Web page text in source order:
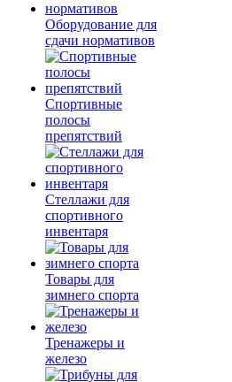
Оборудование для
сдачи нормативов
Спортивные
полосы
препятствий
Стеллажи для
спортивного
инвентаря
Товары для
зимнего спорта
Тренажеры и
железо